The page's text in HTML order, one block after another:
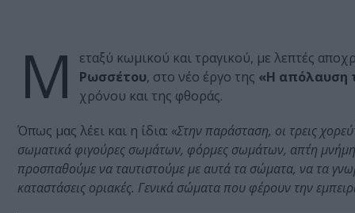
Μ εταξύ κωμικού και τραγικού, με λεπτές
Ρωσσέτου, στο νέο έργο της «Η απόλαυση
χρόνου και της φθοράς.
Όπως μας λέει και η ίδια: «Στην παράσταση, οι τρεις
σωματικά φιγούρες σωμάτων, φόρμες σωμάτων, απ΄τη
προσπαθούμε να ταυτιστούμε με αυτά τα σώματα, να τα
καταστάσεις οριακές. Γενικά σώματα που φέρουν την